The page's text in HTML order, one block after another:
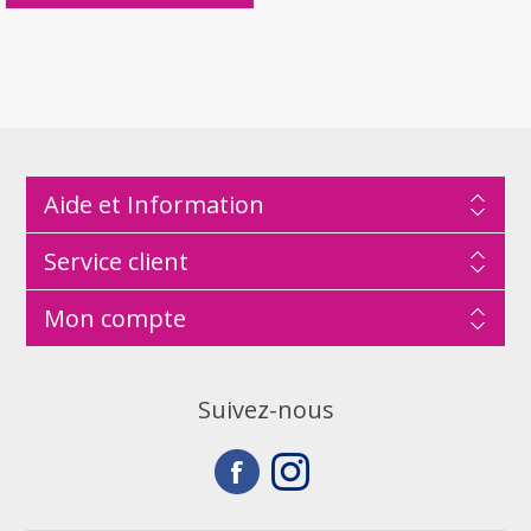
Aide et Information
Service client
Mon compte
Suivez-nous